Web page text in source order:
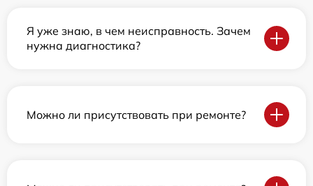
Я уже знаю, в чем неисправность. Зачем
нужна диагностика?
Можно ли присутствовать при ремонте?